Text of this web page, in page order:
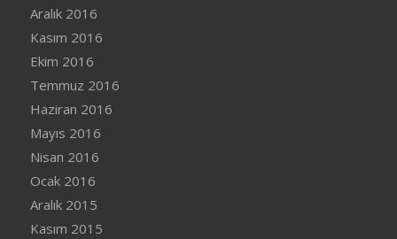
Aralık 2016
Kasım 2016
Ekim 2016
Temmuz 2016
Haziran 2016
Mayıs 2016
Nisan 2016
Ocak 2016
Aralık 2015
Kasım 2015